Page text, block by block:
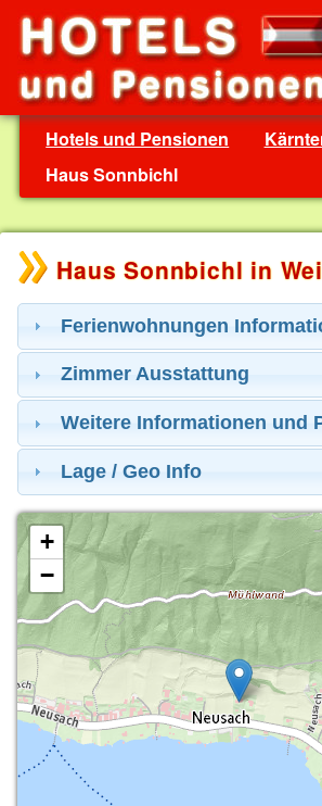
Hotels und Pensionen
Haus Sonnbichl
Haus Sonnbichl in
Ferienwohnungen
Zimmer Ausstattung
Weitere Informationen und
Lage / Geo Info
+
−